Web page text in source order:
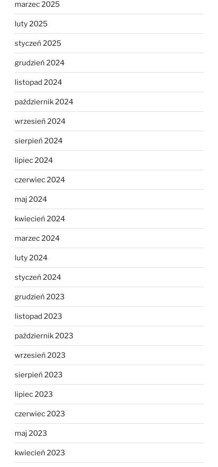
marzec 2025
luty 2025
styczeń 2025
grudzień 2024
listopad 2024
październik 2024
wrzesień 2024
sierpień 2024
lipiec 2024
czerwiec 2024
maj 2024
kwiecień 2024
marzec 2024
luty 2024
styczeń 2024
grudzień 2023
listopad 2023
październik 2023
wrzesień 2023
sierpień 2023
lipiec 2023
czerwiec 2023
maj 2023
kwiecień 2023